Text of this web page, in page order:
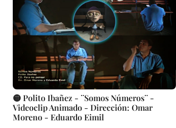
🟡 Polito Ibañez - ¨Somos Números¨ -
Videoclip Animado - Dirección: Omar
Moreno - Eduardo Eimil